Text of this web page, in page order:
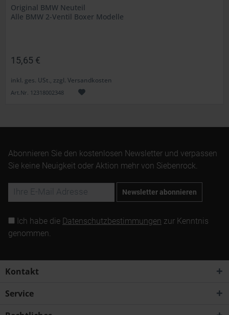
Original BMW Neuteil
Alle BMW 2-Ventil Boxer Modelle
15,65 €
inkl. ges. USt., zzgl. Versandkosten
Art.Nr. 12318002348
Abonnieren Sie den kostenlosen Newsletter und verpassen
Sie keine Neuigkeit oder Aktion mehr von Siebenrock.
Newsletter abonnieren
Ich habe die Datenschutzbestimmungen zur Kenntnis
genommen.
Kontakt
Service